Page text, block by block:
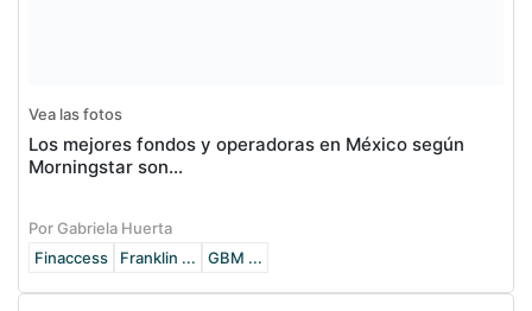
Vea las fotos
Los mejores fondos y operadoras en México según
Morningstar son…
Por Gabriela Huerta
Finaccess
Franklin ... GBM ...